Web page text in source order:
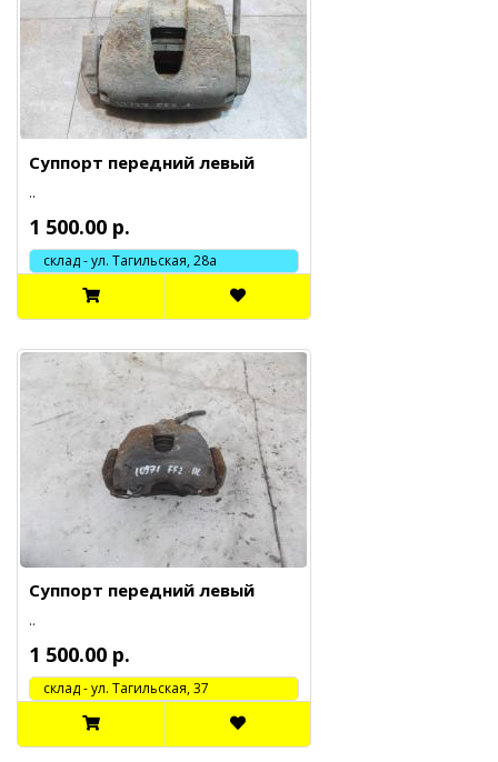
Суппорт передний левый
..
1 500.00 р.
склад - ул. Тагильская, 28а
Суппорт передний левый
..
1 500.00 р.
cклад - ул. Тагильская, 37